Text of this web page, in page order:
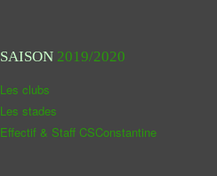
SAISON 2019/2020
Les clubs
Les stades
Effectif & Staff CSConstantine